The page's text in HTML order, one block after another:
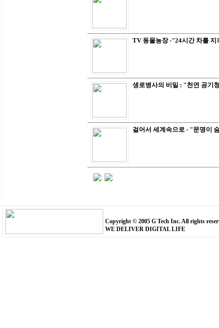
TV 동물농장 -"24시간 차를
생로병사의 비밀 : "천연 공기
걸어서 세계속으로 - "문명이
Copyright © 2005 G Tech Inc. All rights
WE DELIVER DIGITAL LIFE